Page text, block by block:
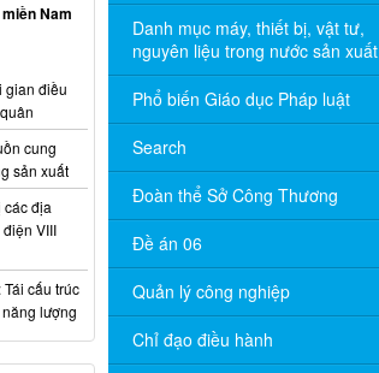
Danh mục máy, thiết bị, vật tư,
nguyên liệu trong nước sản xuất
Phổ biến Giáo dục Pháp luật
Search
Đoàn thể Sở Công Thương
Đề án 06
Quản lý công nghiệp
Chỉ đạo điều hành
Nam
gian điều
cung
sản xuất
địa
VIII
cấu trúc
lượng